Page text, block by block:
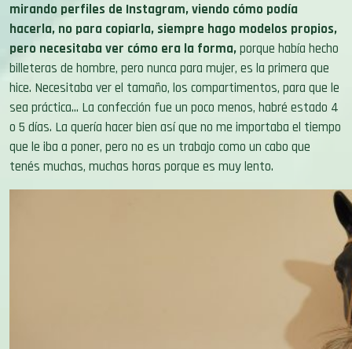
mirando perfiles de Instagram, viendo cómo podía
hacerla, no para copiarla, siempre hago modelos propios,
pero necesitaba ver cómo era la forma,porque había hecho
billeteras de hombre, pero nunca para mujer, es la primera que
hice. Necesitaba ver el tamaño, los compartimentos, para que le
sea práctica… La confección fue un poco menos, habré estado 4
o 5 días. La quería hacer bien así que no me importaba el tiempo
que le iba a poner, pero no es un trabajo como un cabo que
tenés muchas, muchas horas porque es muy lento.